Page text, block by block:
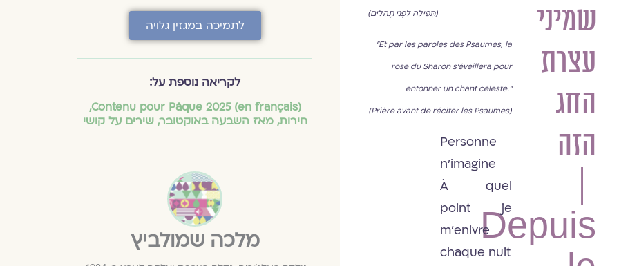
שמיני
עצרת
החג
הזה
Depuis
(תְּפִילָה לִפְנֵי תְּהִלִים)
"Et par les paroles des Psaumes, la
rose du Sharon s'éveillera pour
entonner un chant céleste."
(Prière avant de réciter les Psaumes)
Personne
n’imagine
À quel
point je
m’enivre
chaque nuit
לתמיכה במגזין גלויה
לקריאה נוספת על:
(en français) Contenu pour Pâque 2025
,
חירות,מאז השבעה באוקטובר,שירים על קושי
מלכה שמולביץ